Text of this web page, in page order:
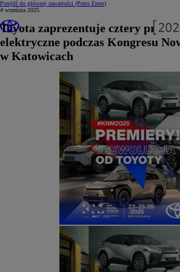
Przejdź do głównej zawartości (Press Enter)
4 września 2025
Toyota zaprezentuje cztery
elektryczne podczas Kongresu
w Katowicach